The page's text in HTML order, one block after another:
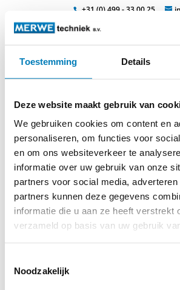
Toestemming Details
Deze website maakt gebruik van
We gebruiken cookies om content en
personaliseren, om functies voor
en om ons websiteverkeer te
informatie over uw gebruik van onze
partners voor social media,
partners kunnen deze gegevens
informatie die u aan ze heeft verstrekt
verzameld op basis van uw gebruik
Noodzakelijk
+31 (0) 499 - 33 00 25
Veelzijdig in
isomil-
Cookieverklaring
Verdere